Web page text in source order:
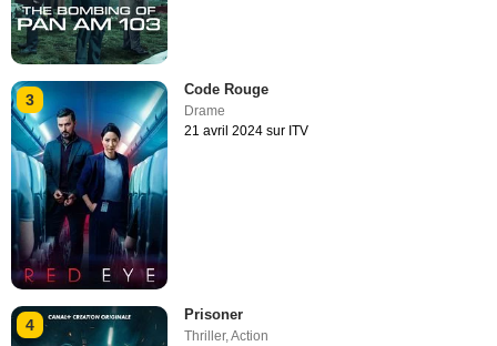
3
Code Rouge
Drame
21 avril 2024 sur ITV
4
Prisoner
Thriller,Action